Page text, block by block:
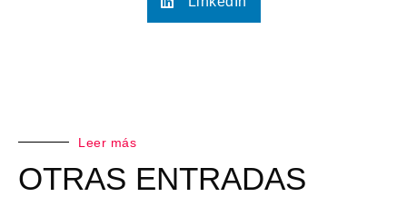
Leer más
OTRAS ENTRADAS